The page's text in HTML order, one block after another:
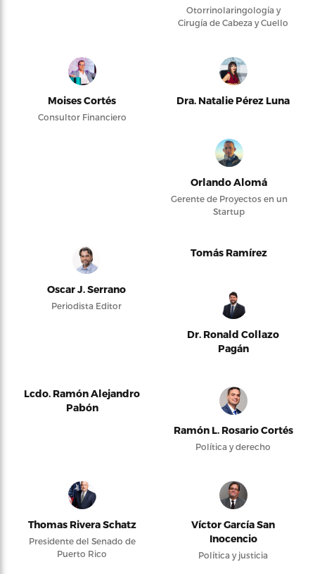
Otorrinolaringología y
Cirugía de Cabeza y Cuello
Moises Cortés
Consultor Financiero
Dra. Natalie Pérez Luna
Orlando Alomá
Gerente de Proyectos en un
Startup
Oscar J. Serrano
Periodista Editor
Tomás Ramírez
Dr. Ronald Collazo
Pagán
Lcdo. Ramón Alejandro
Pabón
Ramón L. Rosario Cortés
Política y derecho
Thomas Rivera Schatz
Presidente del Senado de
Puerto Rico
Víctor García San
Inocencio
Política y justicia